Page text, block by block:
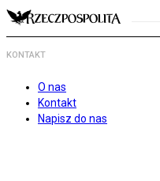
KONTAKT
O nas
Kontakt
Napisz do nas